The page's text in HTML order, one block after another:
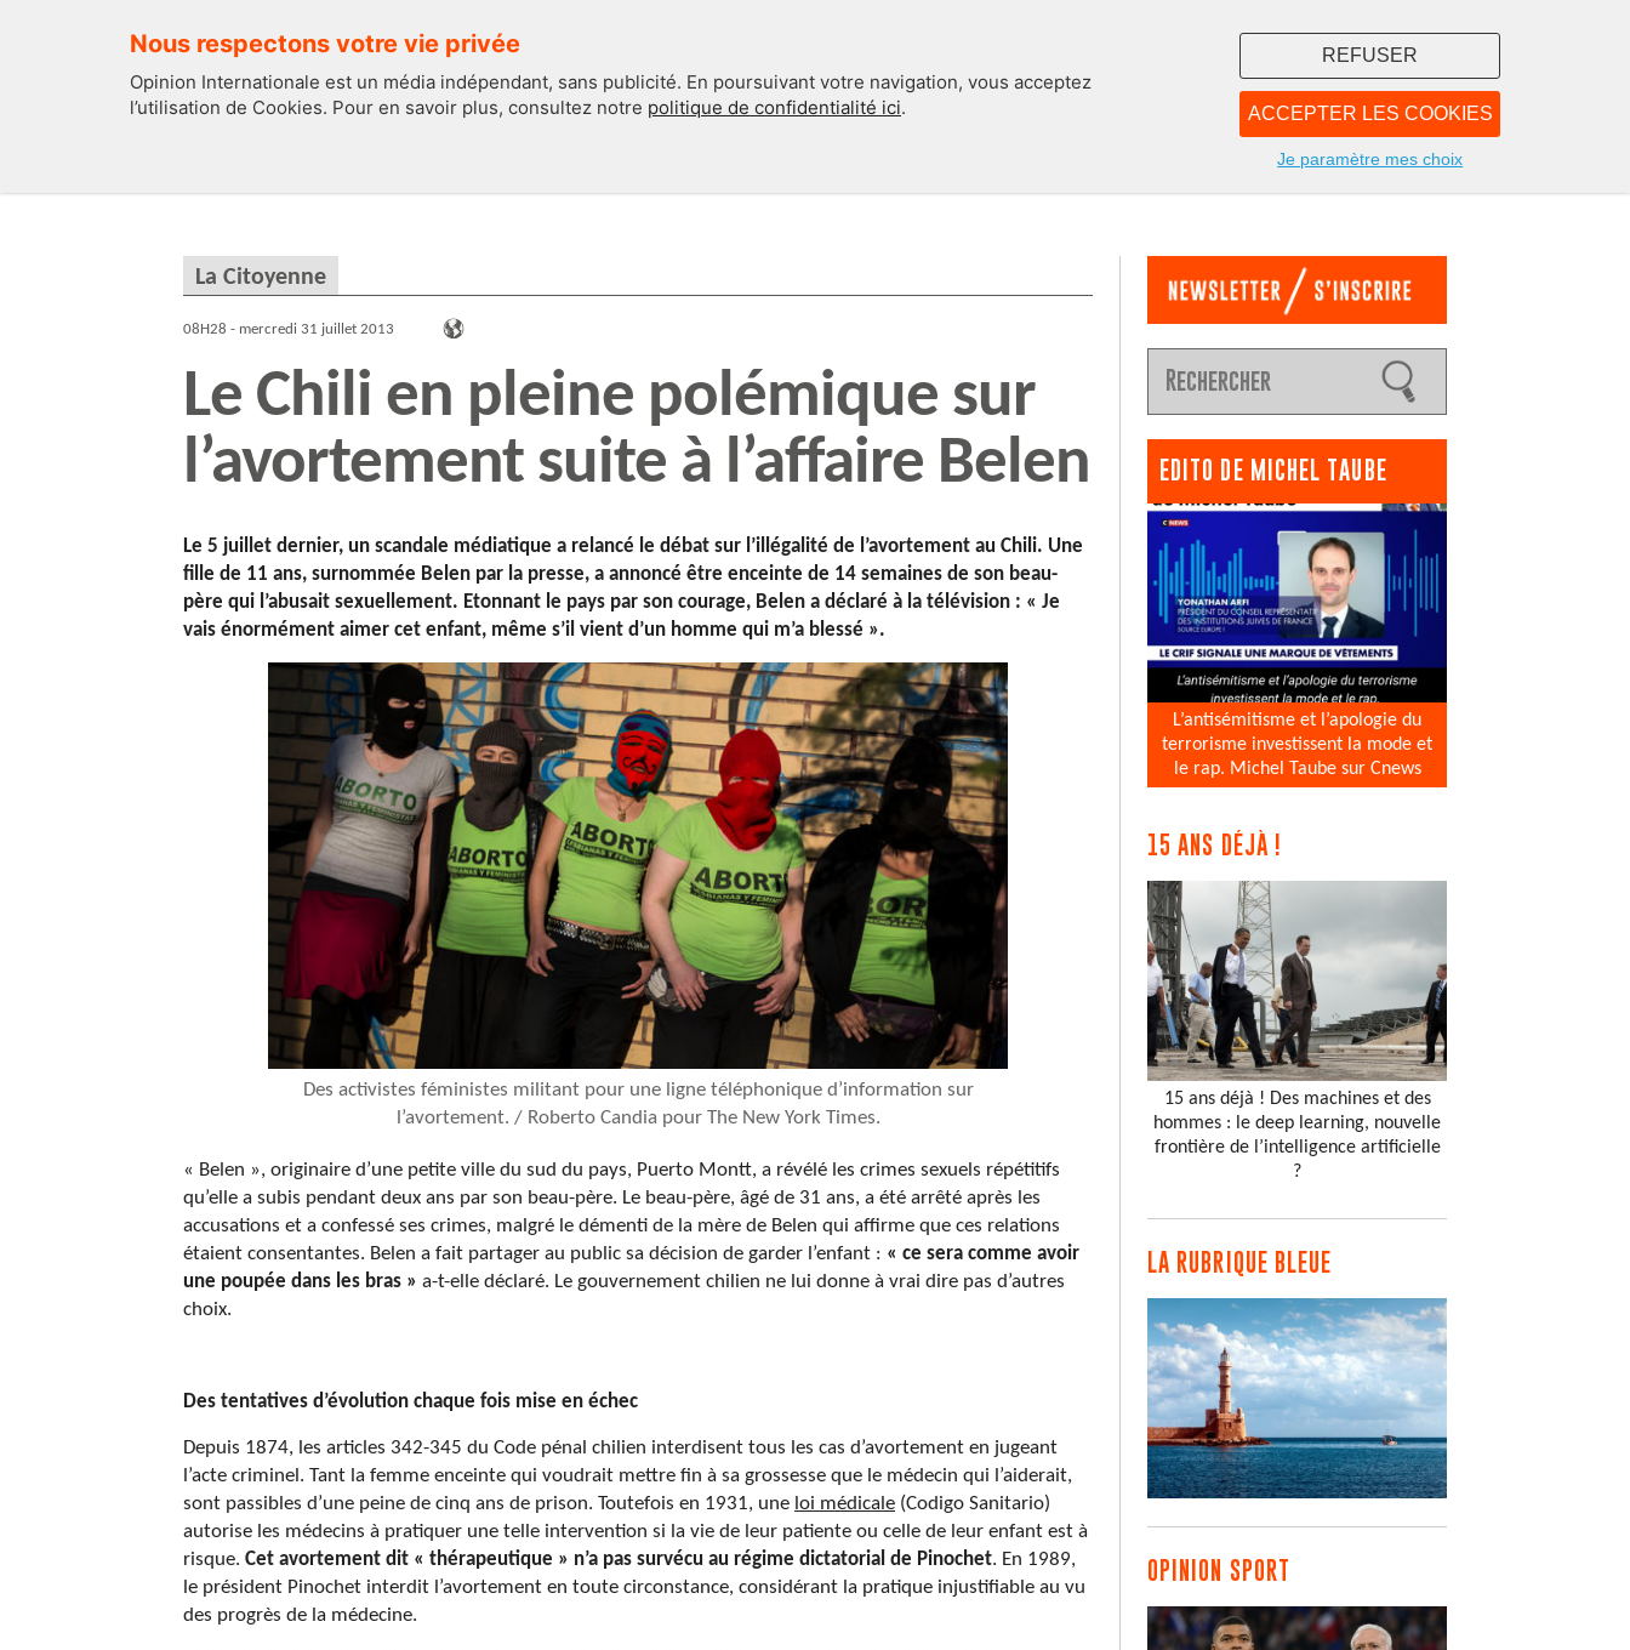
Nous respectons votre vie privée
Opinion Internationale est un média indépendant, sans publicité. En poursuivant votre navigation, vous acceptez
l’utilisation de Cookies. Pour en savoir plus, consultez notre politique de confidentialité ici. ACCEPTER LES COOKIES
REFUSER
Je paramètre mes choix
NOUS
La Citoyenne
08H28 - mercredi 31 juillet 2013
Le Chili en pleine polémique sur
l’avortement suite à l’affaire Belen
Le 5 juillet dernier, un scandale médiatique a relancé le débat sur l’illégalité de l’avortement au Chili. Une
fille de 11 ans, surnommée Belen par la presse, a annoncé être enceinte de 14 semaines de son beau-
père qui l’abusait sexuellement. Etonnant le pays par son courage, Belen a déclaré à la télévision : « Je
vais énormément aimer cet enfant, même s’il vient d’un homme qui m’a blessé ».
Des activistes féministes militant pour une ligne téléphonique d’information sur
l’avortement. / Roberto Candia pour The New York Times.
« Belen », originaire d’une petite ville du sud du pays, Puerto Montt, a révélé les crimes sexuels répétitifs
qu’elle a subis pendant deux ans par son beau-père. Le beau-père, âgé de 31 ans, a été arrêté après les
accusations et a confessé ses crimes, malgré le démenti de la mère de Belen qui affirme que ces relations
étaient consentantes. Belen a fait partager au public sa décision de garder l’enfant : « ce sera comme avoir
une poupée dans les bras » a-t-elle déclaré. Le gouvernement chilien ne lui donne à vrai dire pas d’autres
choix.
Des tentatives d’évolution chaque fois mise en échec
Depuis 1874, les articles 342-345 du Code pénal chilien interdisent tous les cas d’avortement en jugeant
l’acte criminel. Tant la femme enceinte qui voudrait mettre fin à sa grossesse que le médecin qui l’aiderait,
sont passibles d’une peine de cinq ans de prison. Toutefois en 1931, une loi médicale (Codigo Sanitario)
autorise les médecins à pratiquer une telle intervention si la vie de leur patiente ou celle de leur enfant est à
risque. Cet avortement dit « thérapeutique » n’a pas survécu au régime dictatorial de Pinochet. En 1989,
le président Pinochet interdit l’avortement en toute circonstance, considérant la pratique injustifiable au vu
des progrès de la médecine.
EDITO DE MICHEL TAUBE
L’antisémitisme et l’apologie du
terrorisme investissent la mode et
le rap. Michel Taube sur Cnews
15 ANS DÉJÀ !
15 ans déjà ! Des machines et des
hommes : le deep learning, nouvelle
frontière de l’intelligence artificielle
?
LA RUBRIQUE BLEUE
OPINION SPORT